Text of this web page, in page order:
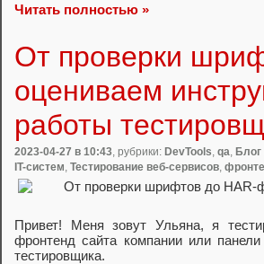
Читать полностью »
От проверки
оцениваем
работы
2023-04-27 в 10:43, рубрики: DevTools, qa, Блог
IT-систем, Тестирование веб-сервисов,
Привет! Меня зовут Ульяна, я
фронтенд сайта компании или
тестировщика.